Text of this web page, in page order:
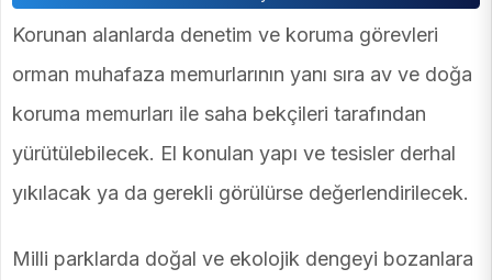
Korunan alanlarda denetim ve koruma görevleri
orman muhafaza memurlarının yanı sıra av ve doğa
koruma memurları ile saha bekçileri tarafından
yürütülebilecek. El konulan yapı ve tesisler derhal
yıkılacak ya da gerekli görülürse değerlendirilecek.
Milli parklarda doğal ve ekolojik dengeyi bozanlara